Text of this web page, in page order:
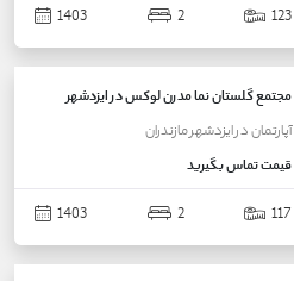
123
2
1403
مجتمع گلستان نما مدرن لوکس در ایزدشهر
آپارتماندرایزدشهرمازندران
قیمتتماس بگیرید
117
2
1403